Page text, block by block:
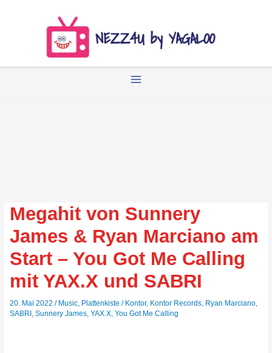
Megahit von Sunnery
James & Ryan Marciano am
Start – You Got Me Calling
mit YAX.X und SABRI
20. Mai 2022/ Music Plattenkiste / Kontor, Kontor Records Ryan Marciano
SABRI ,Sunnery James ,YAX.X ,You Got Me Calling